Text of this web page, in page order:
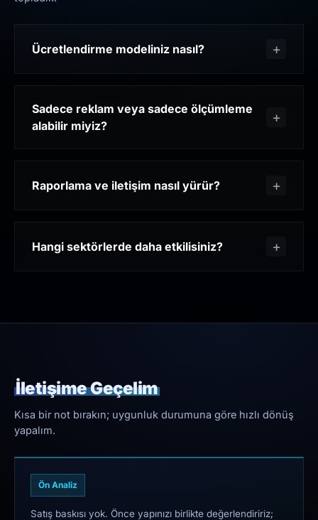
Ücretlendirme modeliniz nasıl?
Sadece reklam veya sadece ölçümleme
alabilir miyiz?
Raporlama ve iletişim nasıl yürür?
Hangi sektörlerde daha etkilisiniz?
İletişime Geçelim
Kısa bir not bırakın; uygunluk durumuna göre hızlı dönüş
yapalım.
Ön Analiz
Satış baskısı yok. Önce yapınızı birlikte değerlendiririz;